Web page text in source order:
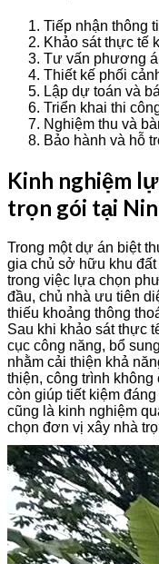
Tiếp nhận thông
Khảo sát thực tế
Tư vấn phương
Thiết kế phối
Lập dự toán và
Triển khai thi
Nghiệm thu và
Bảo hành và hỗ
Kinh nghiệm
trọn gói tại
Trong một dự án biệt
gia chủ sở hữu khu
trong việc lựa chọn
đầu, chủ nhà ưu tiên
thiếu khoảng thông
Sau khi khảo sát thực
cục công năng, bổ
nhằm cải thiện khả
thiện, công trình
còn giúp tiết kiệm
cũng là kinh nghiệm
chọn đơn vị xây nhà